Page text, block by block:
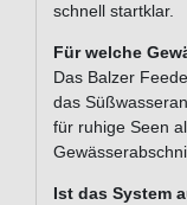
schnell startklar.
Für welche
Das Balzer
das
für ruhige Seen
Ist das System